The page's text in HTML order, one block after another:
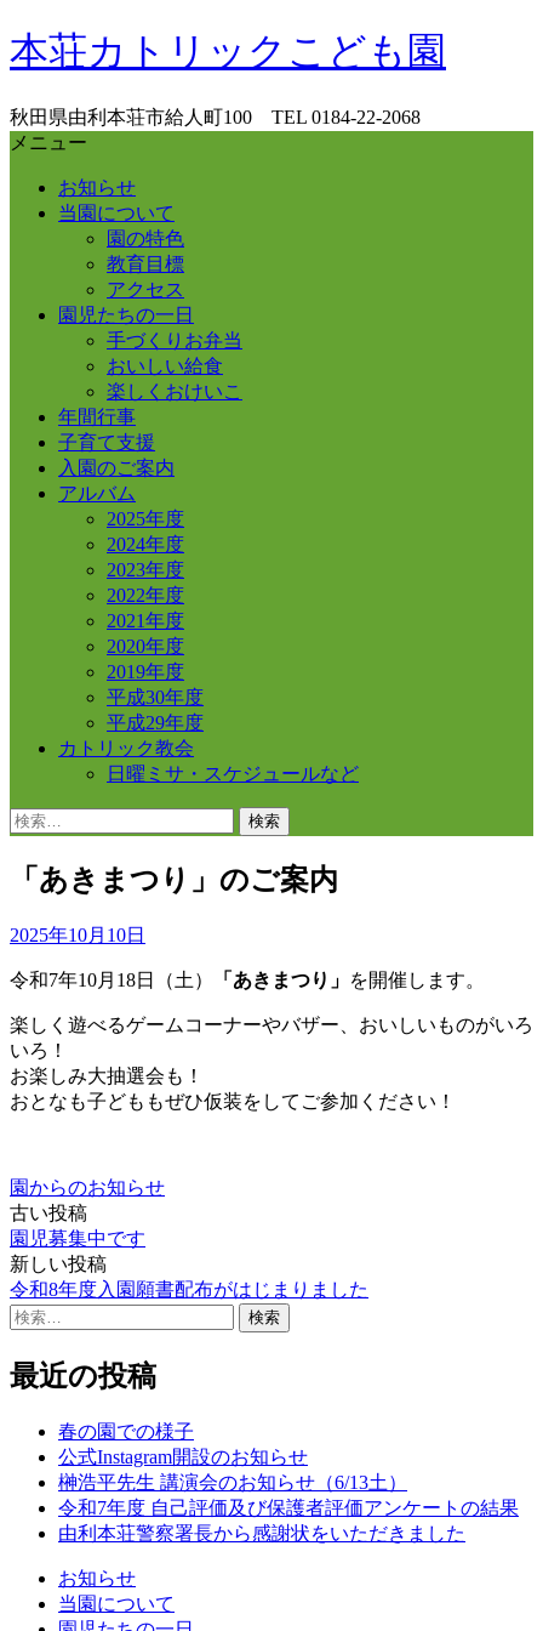
コ
ン
ン
ツ
本荘カトリックこども園
秋田県由利本荘市給人町100 TEL 0184-22-2068
メニュー
お知らせ
当園について
園の特色
教育目標
アクセス
園児たちの一日
手づくりお弁当
おいしい給食
楽しくおけいこ
年間行事
子育て支援
入園のご案内
アルバム
2025年度
2024年度
2023年度
2022年度
2021年度
2020年度
2019年度
平成30年度
平成29年度
カトリック教会
日曜ミサ・スケジュールなど
検
索:
「あきまつり」のご案内
2025年10月10日
令和7年10月18日（土） 「あきまつり」 を開催します。
楽しく遊べるゲームコーナーやバザー、おいしいものがいろ
いろ！
お楽しみ大抽選会も！
おとなも子どももぜひ仮装をしてご参加ください！
園からのお知らせ
投
稿
ナ
ビ
ゲ
古い投稿
園児募集中です
新しい投稿
令和8年度入園願書配布がはじまりました
検
最近の投稿
春の園での様子
公式Instagram開設のお知らせ
榊浩平先生 講演会のお知らせ（6/13土）
令和7年度 自己評価及び保護者評価アンケートの結果
由利本荘警察署長から感謝状をいただきました
お知らせ
当園について